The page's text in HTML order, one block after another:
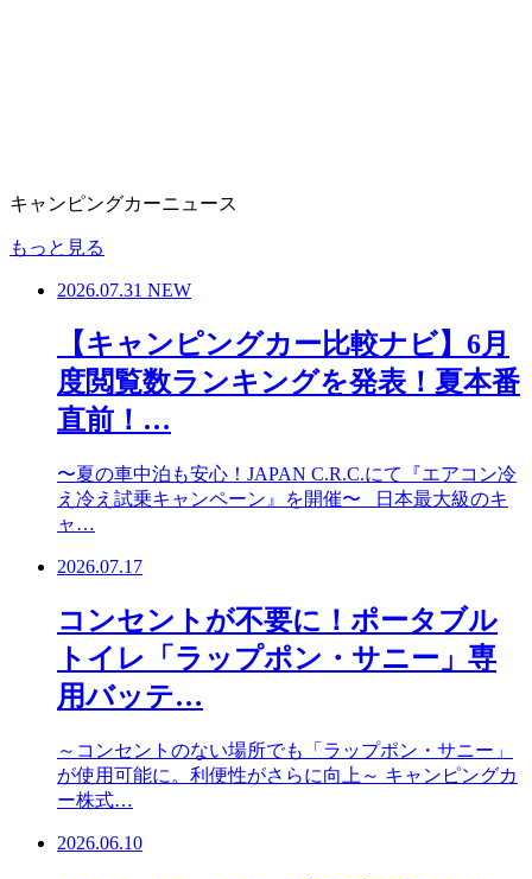
キャンピングカーニュース
もっと見る
2026.07.31 NEW
【キャンピングカー比較ナビ】6月
度閲覧数ランキングを発表！夏本番
直前！…
〜夏の車中泊も安心！JAPAN C.R.C.にて『エアコン冷
え冷え試乗キャンペーン』を開催〜 日本最大級のキ
ャ…
2026.07.17
コンセントが不要に！ポータブル
トイレ「ラップポン・サニー」専
用バッテ…
～コンセントのない場所でも「ラップポン・サニー」
が使用可能に。利便性がさらに向上～ キャンピングカ
ー株式…
2026.06.10